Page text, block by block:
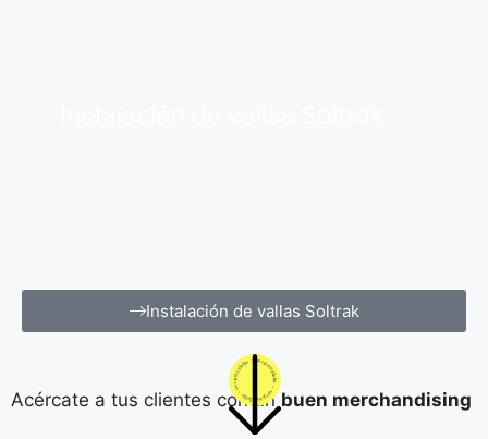
Instalación de vallas Soltrak
Acércate a tus clientes con un buen merchandising